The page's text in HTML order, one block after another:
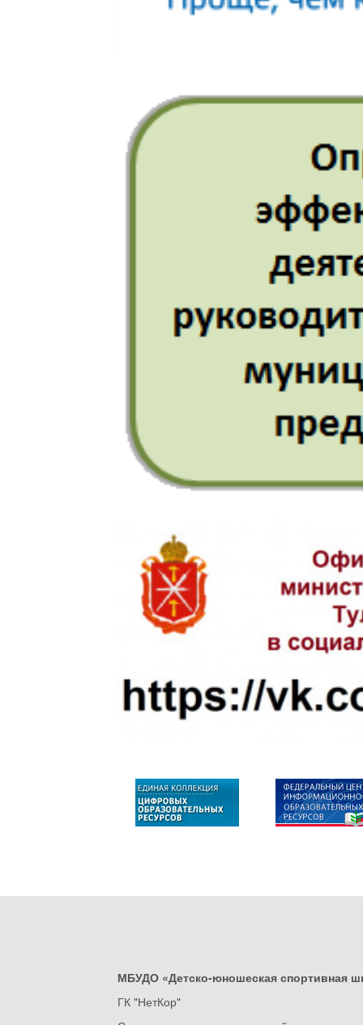
МБУДО «Детско-юношеская спортивная
ГК "НетКор"